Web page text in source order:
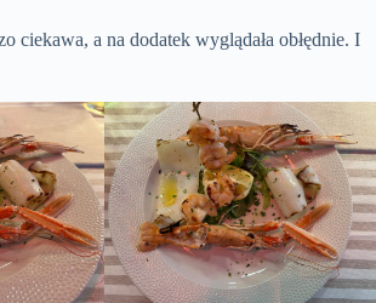
ciekawa, a na dodatek wyglądała obłędnie. I